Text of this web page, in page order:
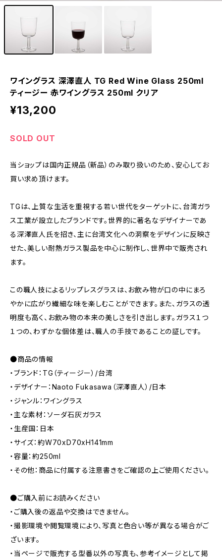
ワイングラス 深澤直人 TG Red Wine Glass 250ml
ティージー 赤ワイングラス 250ml クリア
¥13,200
SOLD OUT
当ショップは国内正規品（新品）のみ取り扱いのため、安心してお
買い求め頂けます。
TGは、上質な生活を重視する若い世代をターゲットに、台湾ガラ
ス工業が設立したブランドです。世界的に著名なデザイナーであ
る深澤直人氏を招き、主に台湾文化への洞察をデザインに反映さ
せた、美しい耐熱ガラス製品を中心に制作し、世界中で販売され
ます。
この職人技によるリップレスグラスは、お飲み物が口の中にまろ
やかに広がり繊細な味を楽しむことができます。また、ガラスの透
明度も高く、お飲み物の本来の美しさを引き出します。ガラス１つ
１つの、わずかな個体差は、職人の手技であることの証しです。
●商品の情報
・ブランド：TG（ティージー）/台湾
・デザイナー：Naoto Fukasawa（深澤直人）/日本
・ジャンル：ワイングラス
・主な素材：ソーダ石灰ガラス
・生産国：日本
・サイズ：約W70xD70xH141mm
・容量：約250ml
・その他：商品に付属する注意書きをご確認の上ご使用ください。
●ご購入前にお読みください
・ご購入後の返品や交換はできません。
・撮影環境や閲覧環境により、写真と色合い等が異なる場合がご
ざいます。
・当ページで販売する型番以外の写真も、参考イメージとして掲